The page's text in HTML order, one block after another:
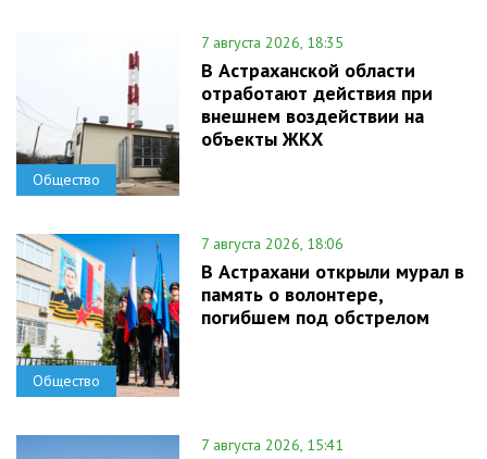
Общество
7 августа 2026, 18:35
В Астраханской области
отработают действия при
внешнем воздействии на
объекты ЖКХ
Общество
7 августа 2026, 18:06
В Астрахани открыли мурал в
память о волонтере,
погибшем под обстрелом
7 августа 2026, 15:41